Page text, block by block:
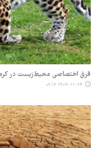
قرق اختصاصی محیط‌زیست در
۱۴۰۴-۱۱-۲۴ ۰۹:۱۶